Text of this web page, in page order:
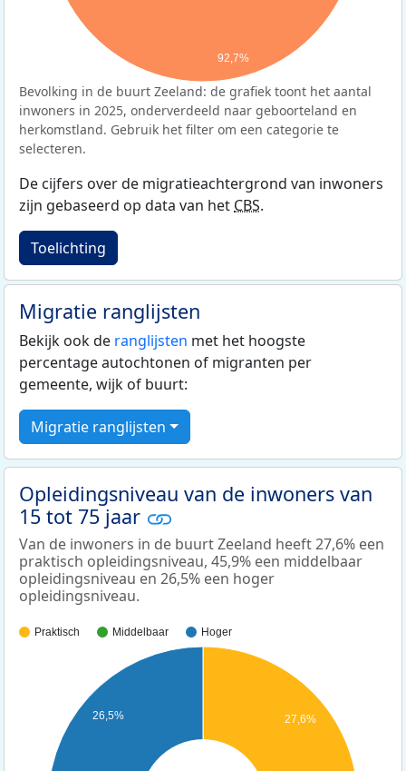
92,7%
Bevolking in de buurt Zeeland: de grafiek toont het aantal
inwoners in 2025, onderverdeeld naar geboorteland en
herkomstland. Gebruik het filter om een categorie te
selecteren.
De cijfers over de migratieachtergrond van inwoners
zijn gebaseerd op data van het CBS.
Toelichting
Migratie ranglijsten
Bekijk ook de ranglijsten met het hoogste
percentage autochtonen of migranten per
gemeente, wijk of buurt:
Migratie ranglijsten
Opleidingsniveau van de inwoners van
15 tot 75 jaar
Van de inwoners in de buurt Zeeland heeft 27,6% een
praktisch opleidingsniveau, 45,9% een middelbaar
opleidingsniveau en 26,5% een hoger
opleidingsniveau.
Praktisch Middelbaar Hoger
27,6%
26,5%